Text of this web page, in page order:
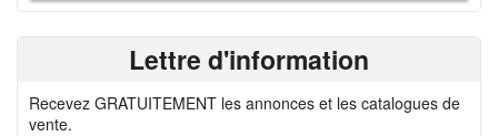
Lettre d'information
Recevez GRATUITEMENT les annonces et les catalogues de
vente.